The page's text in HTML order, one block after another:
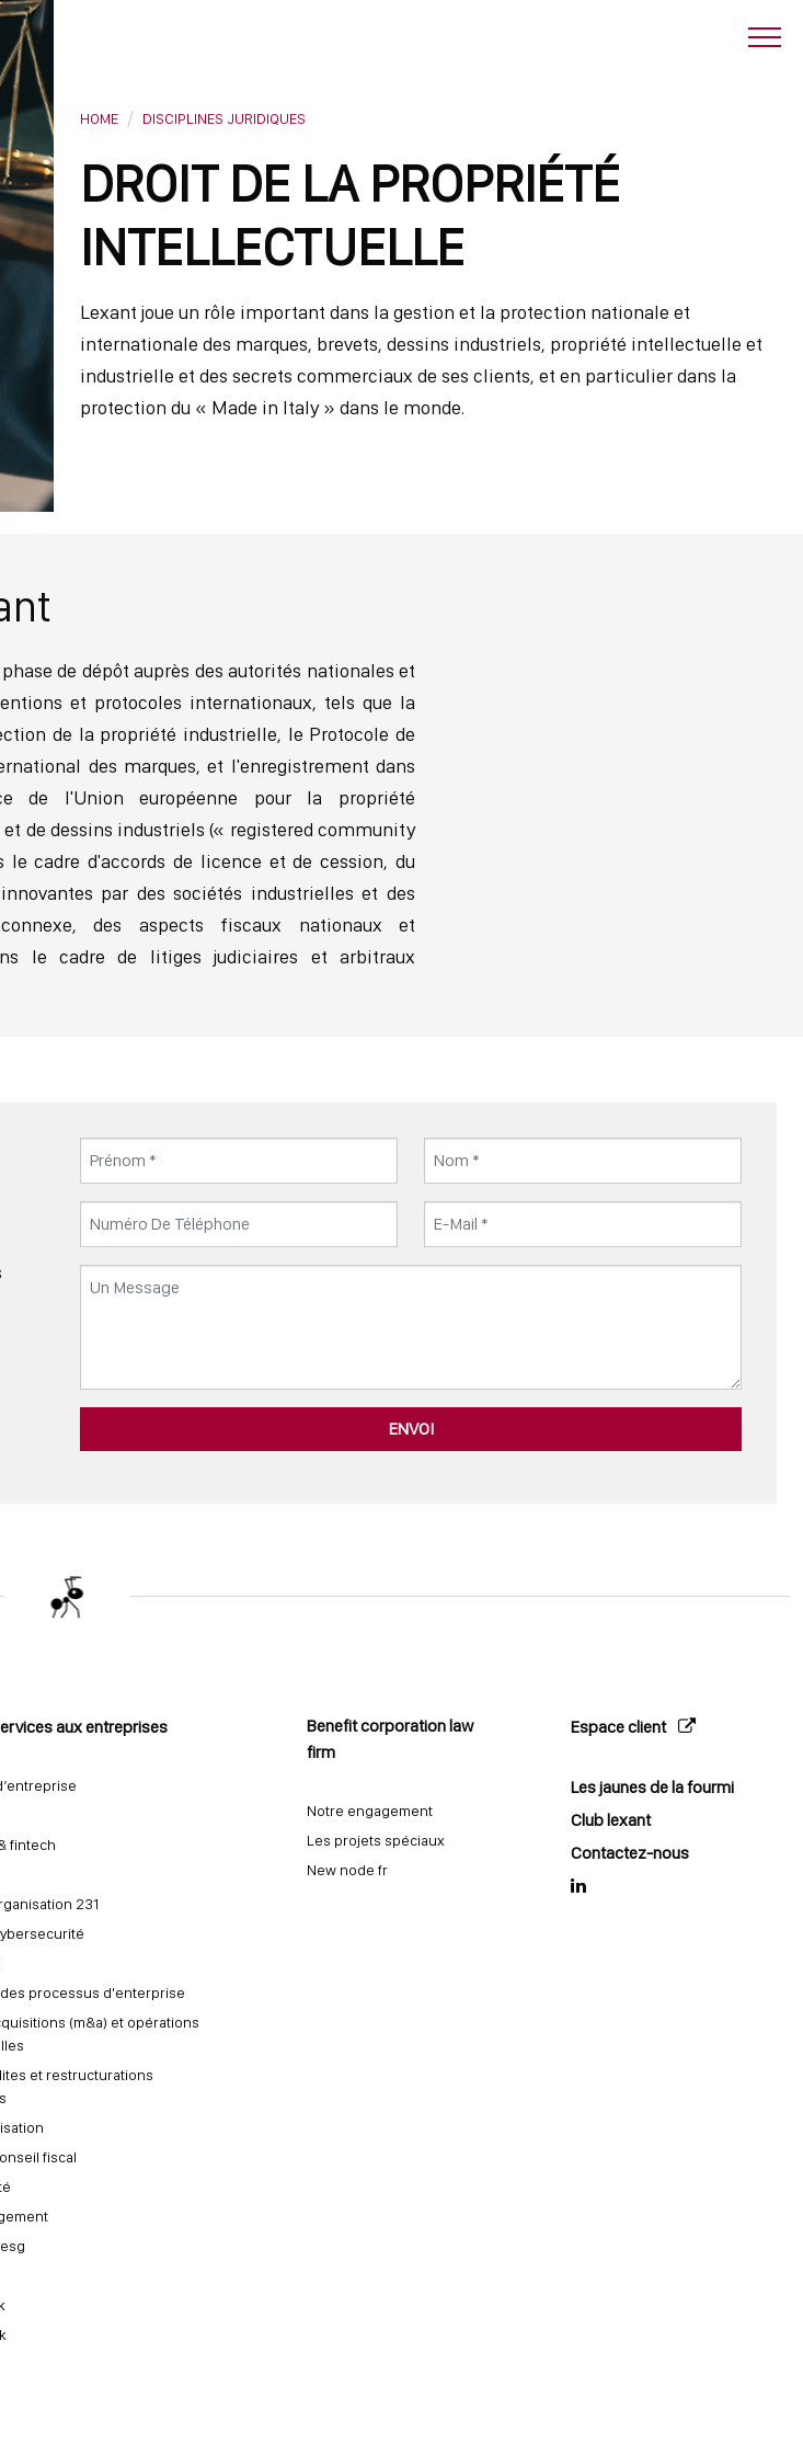
HOME DISCIPLINES JURIDIQUES
DROIT DE LA PROPRIÉTÉ
INTELLECTUELLE
Lexant joue un rôle important dans la gestion et la protection nationale et
internationale des marques, brevets, dessins industriels, propriété intellectuelle et
industrielle et des secrets commerciaux de ses clients, et en particulier dans la
protection du « Made in Italy » dans le monde.
de dépôt auprès des autorités nationales et
et protocoles internationaux, tels que la
de la propriété industrielle, le Protocole de
des marques, et l'enregistrement dans
de l'Union européenne pour la propriété
de dessins industriels (« registered community
le cadre d'accords de licence et de cession, du
par des sociétés industrielles et des
des aspects fiscaux nationaux et
le cadre de litiges judiciaires et arbitraux
ENVOI
aux entreprises
fintech
231
processus d'enterprise
(m&a) et opérations
et restructurations
fiscal
Benefit corporation law
firm
Notre engagement
Les projets spéciaux
New node fr
Espace client
Les jaunes de la fourmi
Club lexant
Contactez-nous